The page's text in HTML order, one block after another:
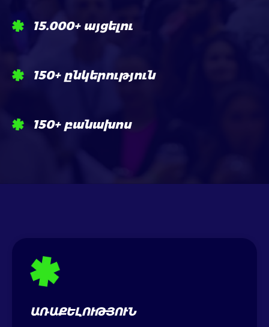
15.000+ այցելու
150+ ընկերություն
150+ բանախոս
ԱՌԱՔԵԼՈՒԹՅՈՒՆ